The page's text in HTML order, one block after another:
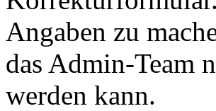
Angaben zu
das Admin-Team
werden kann.